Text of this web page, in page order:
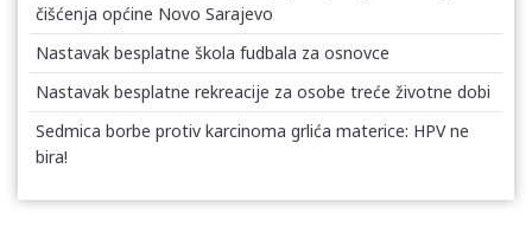
čišćenja općine Novo Sarajevo
Nastavak besplatne škola fudbala za osnovce
Nastavak besplatne rekreacije za osobe treće životne dobi
Sedmica borbe protiv karcinoma grlića materice: HPV ne
bira!